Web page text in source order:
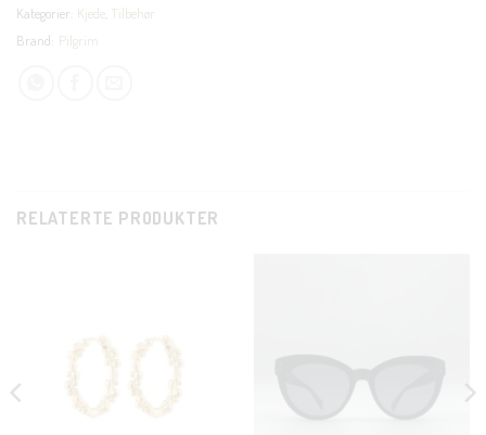
Kategorier: Kjede Tilbehør
Brand: Pilgrim
RELATERTE PRODUKTER
THIS